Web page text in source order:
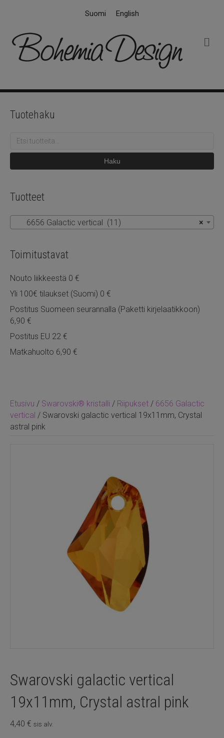
Suomi English
k
Etusivu / Swarovski® kristalli / Riipukset / 6656 Galactic
vertical / Swarovski galactic vertical 19x11mm, Crystal
astral pink
Swarovski galactic vertical
19x11mm, Crystal astral pink
4,40 € sis alv.
Tuotehaku
Etsi:
Haku
Tuotteet
×
6656 Galactic vertical (11)
Toimitustavat
Nouto liikkeestä 0 €
Yli 100€ tilaukset (Suomi) 0 €
Postitus Suomeen seurannalla (Paketti kirjelaatikkoon)
6,90 €
Postitus EU 22 €
Matkahuolto 6,90 €